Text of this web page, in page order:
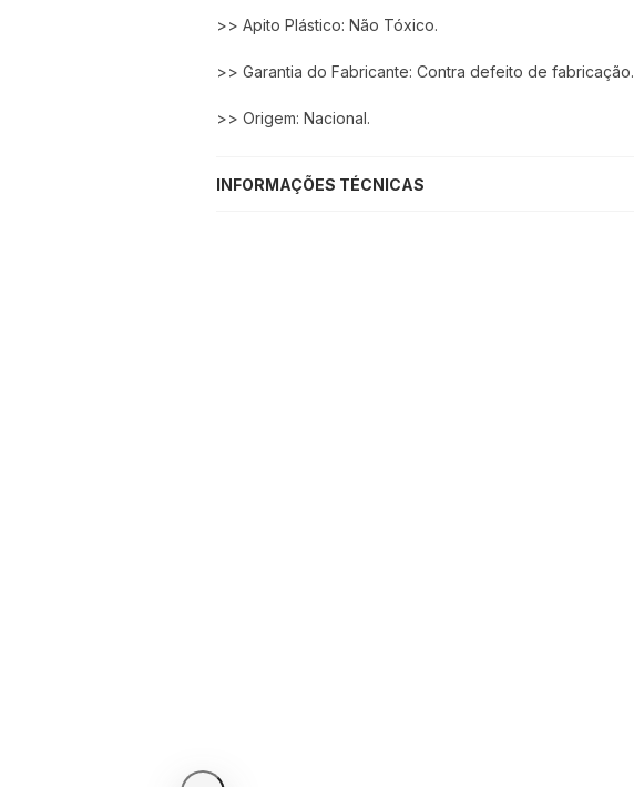
>> Apito Plástico: Não Tóxico.
>> Garantia do Fabricante: Contra defeito de fabricação.
>> Origem: Nacional.
INFORMAÇÕES TÉCNICAS